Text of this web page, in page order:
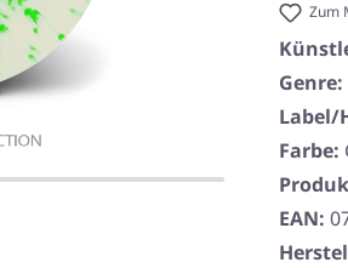
Zum
Genre:
Label/
Farbe:
EAN: